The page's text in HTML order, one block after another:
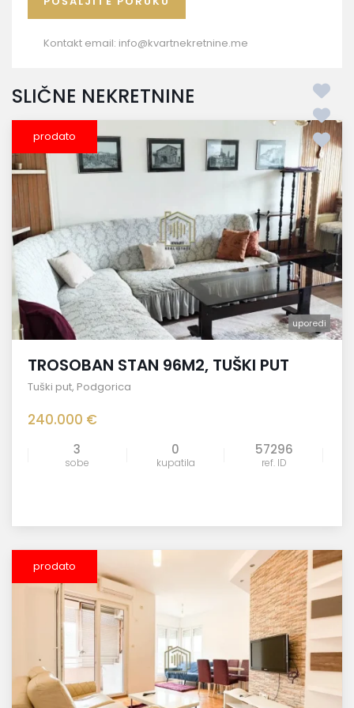
Kontakt email: info@kvartnekretnine.me
SLIČNE NEKRETNINE
prodato
uporedi
TROSOBAN STAN 96M2, TUŠKI PUT
Tuški put, Podgorica
240.000 €
3
sobe
0
kupatila
57296
ref. ID
prodato